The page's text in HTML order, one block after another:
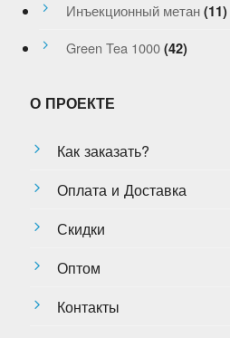
Инъекционный метан (11)
Green Tea 1000 (42)
О ПРОЕКТЕ
Как заказать?
Оплата и Доставка
Скидки
Оптом
Контакты